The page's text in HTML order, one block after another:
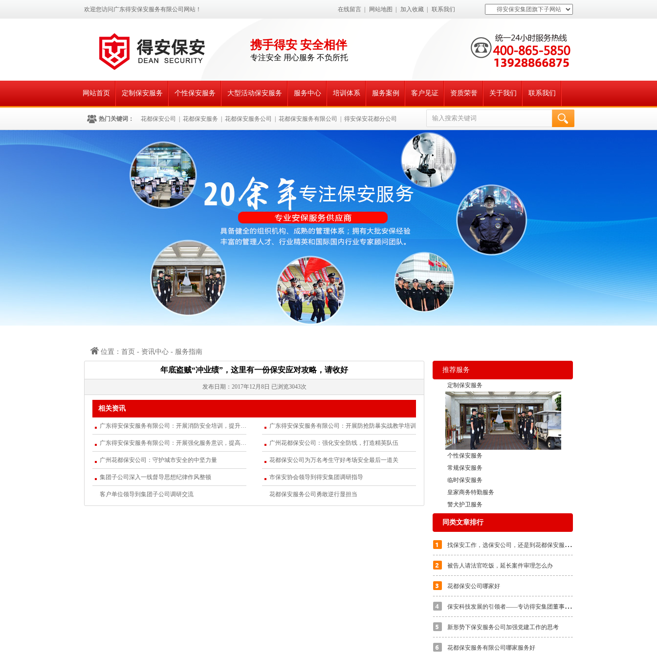
欢迎您访问广东得安保安服务有限公司网站！ 在线留言 网站地图 加入收藏 联系我们 得安保安集团旗下子网站
携手得安 安全相伴
专注安全 用心服务 不负所托
网站首页 定制保安服务 个性保安服务 大型活动保安服务 服务中心 培训体系 服务案例 客户见证 资质荣誉 关于我们 联系我们
热门关键词： 花都保安公司 花都保安服务 花都保安服务公司 花都保安服务有限公司 得安保安花都分公司
位置：首页 - 资讯中心 - 服务指南
年底盗贼“冲业绩”，这里有一份保安应对攻略，请收好
发布日期：2017年12月8日 已浏览3043次
年关将至
转眼又到一年年末，春节也在不远处招手了。就在大家洋溢着回家过年团圆的喜悦时，殊不知，盗窃犯们
的“业务冲刺期”到了，流窜作案人员“捞一票”回家过年的心理爆发导致年底入室盗窃案高发，小区、公司也成为
案件高发地。
上一篇：
相关资讯
广东得安保安服务有限公司：开展消防安全培训，提升应急处置能力 广东得安保安服务有限公司：开展防抢防暴实战教学培训
广东得安保安服务有限公司：开展强化服务意识，提高服务质量的专题培训 广州花都保安公司：强化安全防线，打造精英队伍
广州花都保安公司：守护城市安全的中坚力量 花都保安公司为万名考生守好考场安全最后一道关
集团子公司深入一线督导思想纪律作风整顿 市保安协会领导到得安集团调研指导
客户单位领导到集团子公司调研交流 花都保安服务公司勇敢逆行显担当
推荐服务
定制保安服务
个性保安服务
常规保安服务
临时保安服务
皇家商务特勤服务
警犬护卫服务
同类文章排行
找
保安工作，选保安公司，还是到花都保安服务公司
被告人请法官吃饭，延长案件审理怎么办
花都保安公司哪家好
保
安科技发展的引领者——专访得安集团董事长朱文兵
新形势下保安服务公司加强党建工作的思考
花都保安服务有限公司哪家服务好